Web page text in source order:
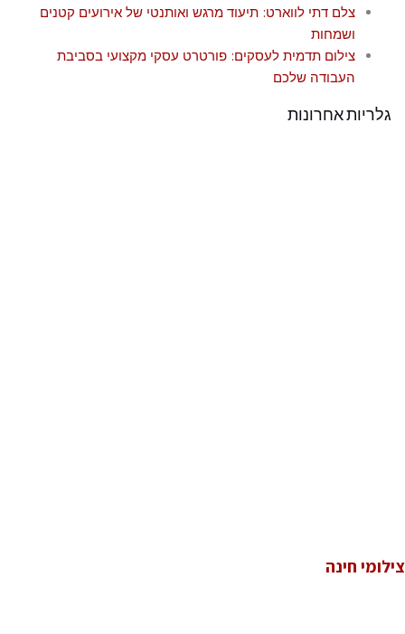
צלם דתי לווארט: תיעוד מרגש ואותנטי של אירועים קטנים
ושמחות
צילום תדמית לעסקים: פורטרט עסקי מקצועי בסביבת
העבודה שלכם
גלריות אחרונות
צילומי חינה